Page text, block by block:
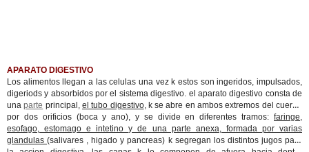
APARATO DIGESTIVO
Los alimentos llegan a las celulas una vez k estos son ingeridos, impulsados,
digeriods y absorbidos por el sistema digestivo. el aparato digestivo consta de
unaparte principal, el tubo digestivo, k se abre en ambos extremos del cuerpo
por dos orificios (boca y ano), y se divide en diferentes tramos: faringe,
esofago, estomago e intetino y de una parte anexa, formada por varias
glandulas(salivares , higado y pancreas) k segregan los distintos jugos para